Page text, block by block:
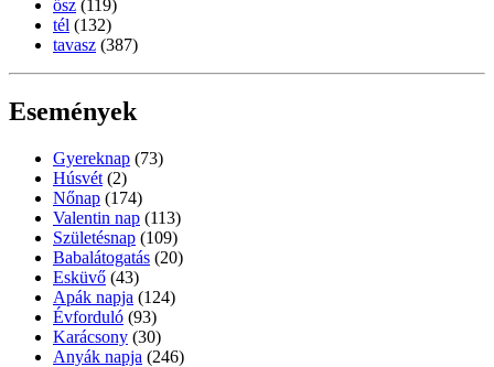
ősz (119)
tél (132)
tavasz (387)
Események
Gyereknap (73)
Húsvét (2)
Nőnap (174)
Valentin nap (113)
Születésnap (109)
Babalátogatás (20)
Esküvő (43)
Apák napja (124)
Évforduló (93)
Karácsony (30)
Anyák napja (246)